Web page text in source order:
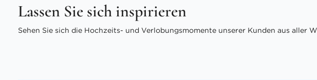
Lassen Sie sich inspirieren
Sehen Sie sich die Hochzeits- und Verlobungsmomente unserer Kunden aus aller